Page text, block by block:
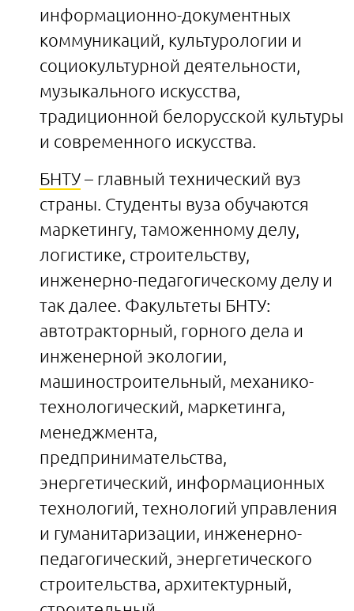
информационно-документных
коммуникаций, культурологии и
социокультурной деятельности,
музыкального искусства,
традиционной белорусской культуры
и современного искусства.
БНТУ– главный технический вуз
страны. Студенты вуза обучаются
маркетингу, таможенному делу,
логистике, строительству,
инженерно-педагогическому делу и
так далее. Факультеты БНТУ:
автотракторный, горного дела и
инженерной экологии,
машиностроительный, механико-
технологический, маркетинга,
менеджмента,
предпринимательства,
энергетический, информационных
технологий, технологий управления
и гуманитаризации, инженерно-
педагогический, энергетического
строительства, архитектурный,